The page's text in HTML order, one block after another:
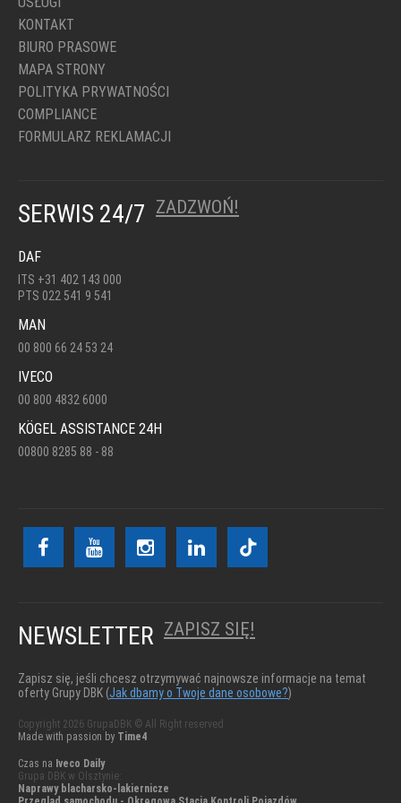
KONTAKT
BIURO PRASOWE
MAPA STRONY
POLITYKA PRYWATNOŚCI
COMPLIANCE
FORMULARZ REKLAMACJI
SERWIS 24/7 ZADZWOŃ!
DAF
ITS +31 402 143 000
PTS 022 541 9 541
MAN
00 800 66 24 53 24
IVECO
00 800 4832 6000
KÖGEL ASSISTANCE 24H
00800 8285 88 - 88
NEWSLETTER ZAPISZ SIĘ!
Zapisz się, jeśli chcesz otrzymywać najnowsze informacje na temat
oferty Grupy DBK (Jak dbamy o Twoje dane osobowe?)
Copyright 2026 GrupaDBK © All Right reserved
Made with passion by Time4
Czas na Iveco Daily
Grupa DBK w Olsztynie:
Naprawy blacharsko-lakiernicze